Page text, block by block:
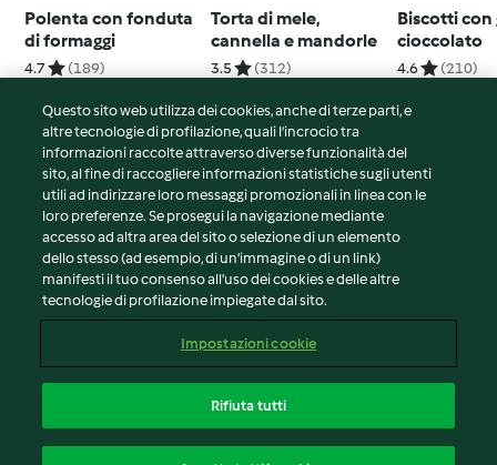
Polenta con fonduta
di formaggi
4.7 (189)
Torta di mele,
cannella e mandorle
3.5 (312)
Biscotti con
cioccolato
4.6 (210)
© Copyright 2026
Termini del servizio
Informativa sulla privacy
Avvertenze generali
Note legali
Contenuto del rapporto
Dichiarazione di accessibilità
Questo sito web utilizza dei cookies, anche di terze parti, e
altre tecnologie di profilazione, quali l’incrocio tra
informazioni raccolte attraverso diverse funzionalità del
sito, al fine di raccogliere informazioni statistiche sugli utenti
utili ad indirizzare loro messaggi promozionali in linea con le
loro preferenze. Se prosegui la navigazione mediante
accesso ad altra area del sito o selezione di un elemento
dello stesso (ad esempio, di un'immagine o di un link)
manifesti il tuo consenso all'uso dei cookies e delle altre
tecnologie di profilazione impiegate dal sito.
Impostazioni cookie
Rifiuta tutti